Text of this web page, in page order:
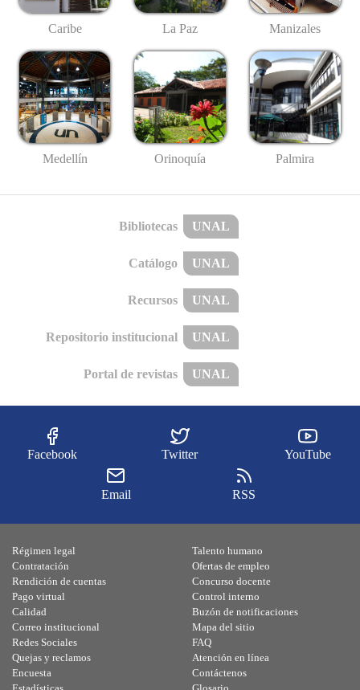
Caribe La Paz Manizales
Medellín Orinoquía Palmira
Bibliotecas UNAL
Catálogo UNAL
Recursos UNAL
Repositorio institucional UNAL
Portal de revistas UNAL
Facebook Twitter YouTube
Email RSS
Régimen legal
Contratación
Rendición de cuentas
Pago virtual
Calidad
Talento humano
Ofertas de empleo
Concurso docente
Control interno
Buzón de notificaciones
Correo institucional
Redes Sociales
Quejas y reclamos
Encuesta
Mapa del sitio
FAQ
Atención en línea
Contáctenos